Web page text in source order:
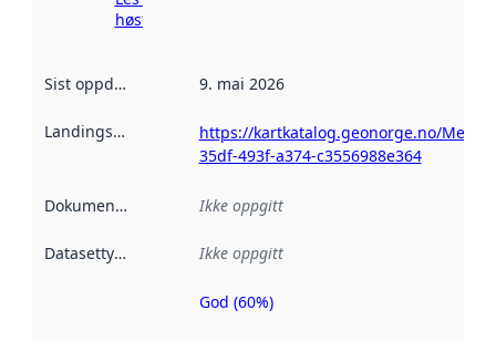
høsting her
Sist oppdatert 9. mai 2026
Landingsside
https://kartkatalog.geonorge.no/
35df-493f-a374-c3556988e364
Dokumentasjon Ikke oppgitt
Datasettype Ikke oppgitt
Metadatakvalitet
God (60%)